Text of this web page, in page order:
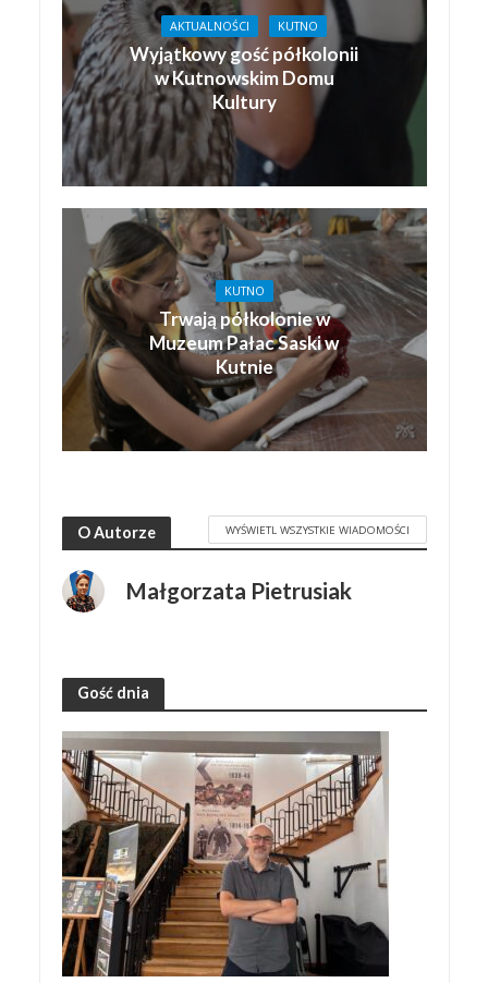
AKTUALNOŚCI KUTNO
Wyjątkowy gość półkolonii
w Kutnowskim Domu
Kultury
KUTNO
Trwają półkolonie w
Muzeum Pałac Saski w
Kutnie
O Autorze WYŚWIETL WSZYSTKIE WIADOMOŚCI
Małgorzata Pietrusiak
Gość dnia